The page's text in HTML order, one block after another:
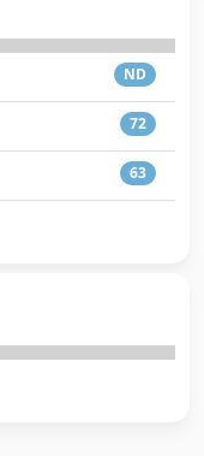
ND
72
63